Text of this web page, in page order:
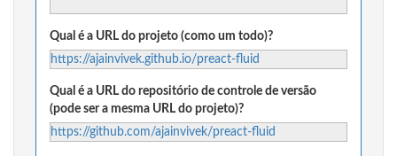
Qual é a URL do projeto (como um todo)?
https://ajainvivek.github.io/preact-fluid
Qual é a URL do repositório de controle de versão
(pode ser a mesma URL do projeto)?
https://github.com/ajainvivek/preact-fluid